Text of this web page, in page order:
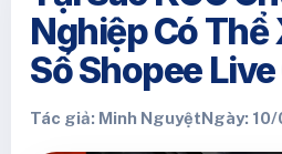
Nghiệp Có Thể
Số Shopee
Tác giả: Minh NguyệtNgày: